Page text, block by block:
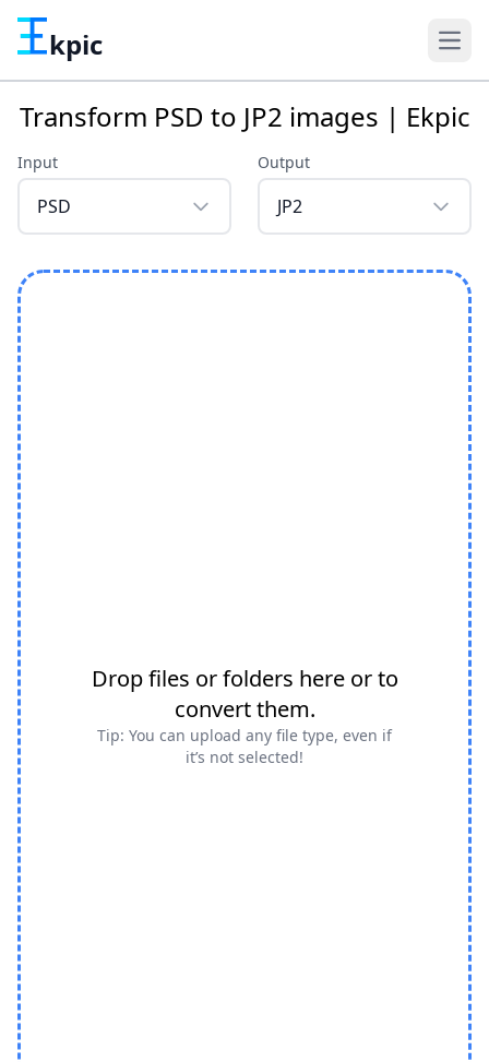
kpic
Transform PSD to JP2 images | Ekpic
Input
PSD
Output
JP2
Drop files or folders here or to
convert them.
Tip: You can upload any file type, even if
it’s not selected!